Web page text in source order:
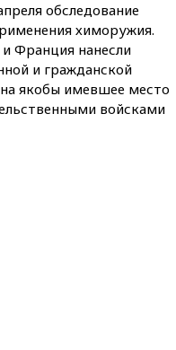
обследование
химоружия.
Франция нанесли
и гражданской
якобы имевшее место
войсками